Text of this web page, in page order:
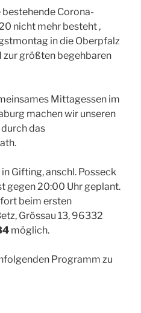
Corona-
nicht mehr besteht ,
in die Oberpfalz
zur größten begehbaren
Mittagessen im
machen wir unseren
das
Gifting, anschl. Posseck
gegen 20:00 Uhr geplant.
beim ersten
Grössau 13, 96332
möglich.
Programm zu